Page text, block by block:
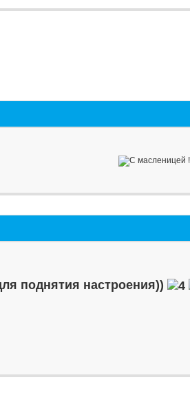
поднятия настроения))